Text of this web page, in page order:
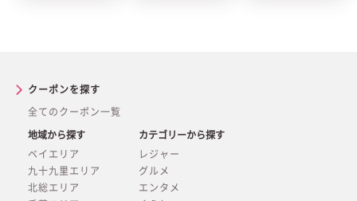
クーポンを探す
全てのクーポン一覧
地域から探す
ベイエリア
九十九里エリア
北総エリア
カテゴリーから探す
レジャー
グルメ
エンタメ